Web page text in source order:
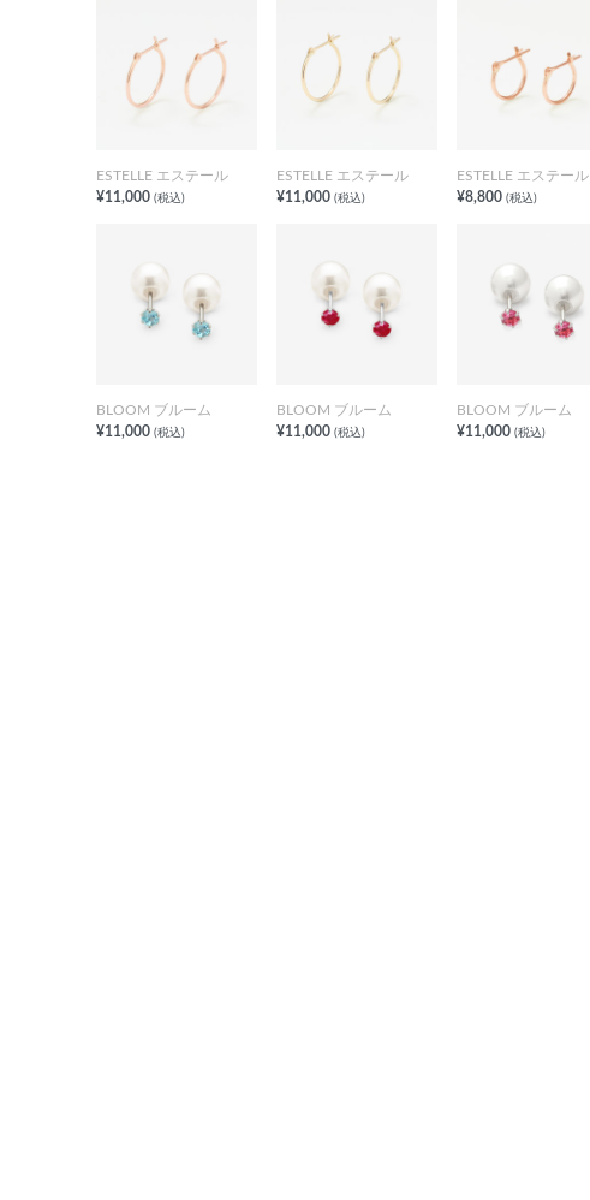
ESTELLE エステール
¥11,000 (税込)
ESTELLE エステール
¥11,000 (税込)
ESTELLE エステール
¥8,800 (税込)
BLOOM ブルーム
¥11,000 (税込)
BLOOM ブルーム
¥11,000 (税込)
BLOOM ブルーム
¥11,000 (税込)